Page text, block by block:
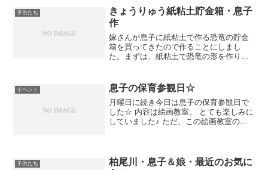
子供たち
きょうりゅう紙粘土貯金箱・息子
作
嫁さんが息子に紙粘土で作る恐竜の貯金
箱を買ってきたので作ることにしまし
た。まずは、紙粘土で恐竜の形を作りま
た・・・笑紙粘土が硬くなるまで１日放
置し、今日は色塗りをするこ...
イベント 息子の保育参観日☆
月曜日に続き今日は息子の保育参観日で
した☆ 内容は絵画教室。 とても楽しみに
していました♪ ただ、この絵画教室の先
りしたら叱られる...
子供たち
柏尾川・息子＆娘・最近のお気に